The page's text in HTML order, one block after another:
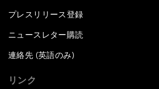
プレスリリース登録
ニュースレター購読
連絡先 (英語のみ)
リンク